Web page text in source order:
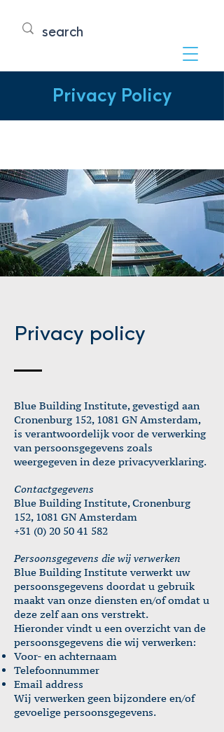
Privacy Policy
Privacy policy
Blue Building Institute, gevestigd aan
Cronenburg 152, 1081 GN Amsterdam,
is verantwoordelijk voor de verwerking
van persoonsgegevens zoals
weergegeven in deze privacyverklaring.
Contactgegevens
Blue Building Institute, Cronenburg
152, 1081 GN Amsterdam
+31 (0) 20 50 41 582
Persoonsgegevens die wij verwerken
Blue Building Institute verwerkt uw
persoonsgegevens doordat u gebruik
maakt van onze diensten en/of omdat u
deze zelf aan ons verstrekt.
Hieronder vindt u een overzicht van de
persoonsgegevens die wij verwerken:
Voor- en achternaam
Telefoonnummer
Email address
Wij verwerken geen bijzondere en/of
gevoelige persoonsgegevens.